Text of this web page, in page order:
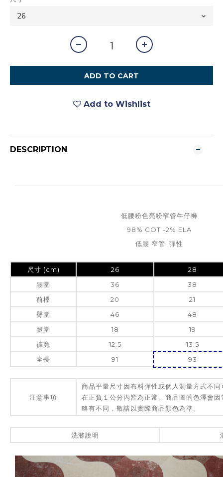
ADD TO CART
Add to Wishlist
DESCRIPTION
低腰粉色亮粉窄管牛仔褲
98% COT -2% ELA
低腰 窄管 彈性
尺寸 (cm) 26
28
腰圍
36
38
前檔
20
21
臀圍
46
48
腿圍
18
19
褲寬
12.5
13.5
全長
91 93
注意事項
商品平量尺寸因布料彈性或個人測量方式不
在正負１公分內皆為正常。商品圖的色澤會
略有不同，敬請以實際商品顏色為準。
洗滌說明